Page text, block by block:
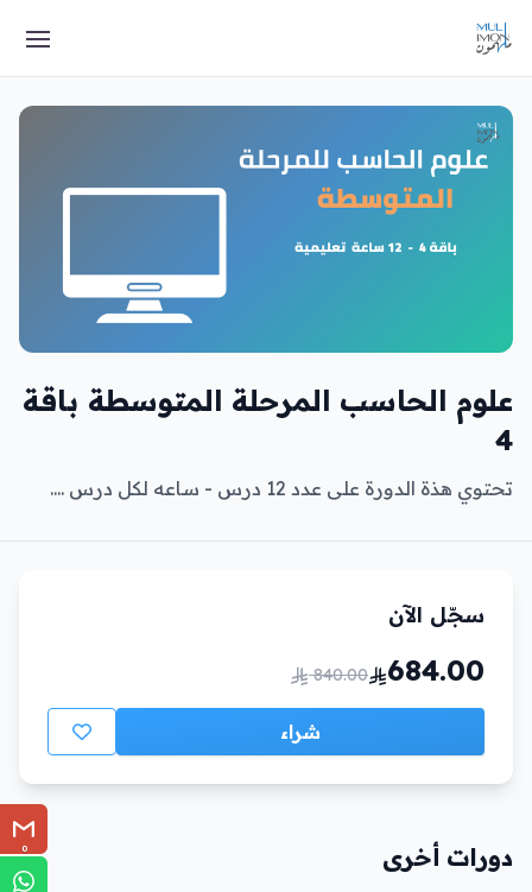
علوم الحاسب المرحلة المتوسطة باقة
4
تحتوي هذة الدورة على عدد 12 درس - ساعه لكل درس ....
سجّل الآن
684.00
840.00
شراء
دورات أخرى 0